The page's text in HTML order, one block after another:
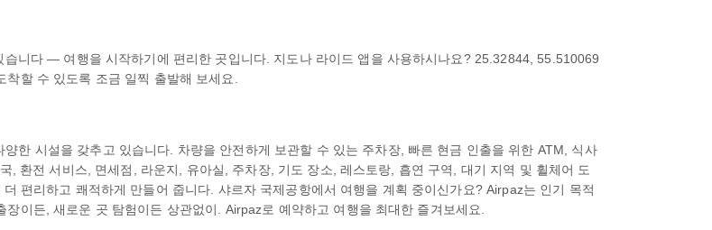
니다 — 여행을 시작하기에 편리한 곳입니다. 지도나 라이드 앱을 사용하시나요? 25.32844, 55.510069
할 수 있도록 조금 일찍 출발해 보세요.
한 시설을 갖추고 있습니다. 차량을 안전하게 보관할 수 있는 주차장, 빠른 현금 인출을 위한 ATM, 식사
, 환전 서비스, 면세점, 라운지, 유아실, 주차장, 기도 장소, 레스토랑, 흡연 구역, 대기 지역 및 휠체어 도
편리하고 쾌적하게 만들어 줍니다. 샤르자 국제공항에서 여행을 계획 중이신가요? Airpaz는 인기 목적
이든, 새로운 곳 탐험이든 상관없이. Airpaz로 예약하고 여행을 최대한 즐겨보세요.